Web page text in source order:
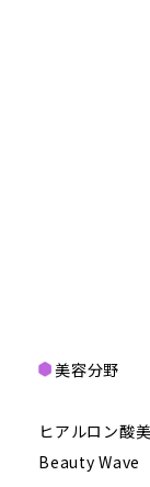
美容分野
ヒアルロン酸
Beauty Wave